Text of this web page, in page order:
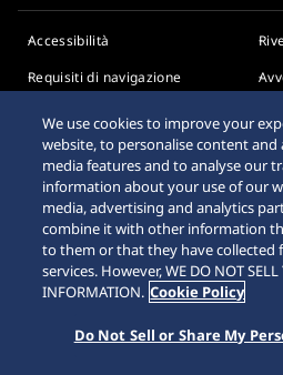
Accessibilità
Requisiti di navigazione
© 2026 Seiko Watch
We use cookies to improve your
website, to personalise content and
media features and to analyse our
information about your use of our
media, advertising and analytics
combine it with other information
to them or that they have collected
services. However, WE DO NOT SELL
INFORMATION. Cookie Policy
Do Not Sell or Share My